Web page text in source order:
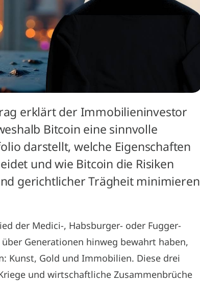
erklärt der Immobilieninvestor
Bitcoin eine sinnvolle
darstellt, welche Eigenschaften
und wie Bitcoin die Risiken
gerichtlicher Trägheit minimieren
der Medici-, Habsburger- oder Fugger-
Generationen hinweg bewahrt haben,
Kunst, Gold und Immobilien. Diese drei
und wirtschaftliche Zusammenbrüche